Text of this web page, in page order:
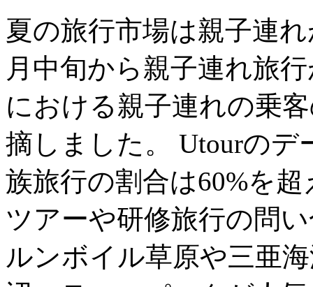
夏の旅行市場は親子連
月中旬から親子連れ旅
における親子連れの乗
摘しました。 Utourの
族旅行の割合は60%を
ツアーや研修旅行の問
ルンボイル草原や三亜